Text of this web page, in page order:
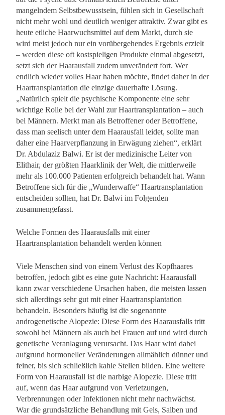
mangelndem Selbstbewusstsein, fühlen sich in Gesellschaft
nicht mehr wohl und deutlich weniger attraktiv. Zwar gibt es
heute etliche Haarwuchsmittel auf dem Markt, durch sie
wird meist jedoch nur ein vorübergehendes Ergebnis erzielt
– werden diese oft kostspieligen Produkte einmal abgesetzt,
setzt sich der Haarausfall zudem unverändert fort. Wer
endlich wieder volles Haar haben möchte, findet daher in der
Haartransplantation die einzige dauerhafte Lösung.
„Natürlich spielt die psychische Komponente eine sehr
wichtige Rolle bei der Wahl zur Haartransplantation – auch
bei Männern. Merkt man als Betroffener oder Betroffene,
dass man seelisch unter dem Haarausfall leidet, sollte man
daher eine Haarverpflanzung in Erwägung ziehen“, erklärt
Dr. Abdulaziz Balwi. Er ist der medizinische Leiter von
Elithair, der größten Haarklinik der Welt, die mittlerweile
mehr als 100.000 Patienten erfolgreich behandelt hat. Wann
Betroffene sich für die „Wunderwaffe“ Haartransplantation
entscheiden sollten, hat Dr. Balwi im Folgenden
zusammengefasst.
Welche Formen des Haarausfalls mit einer
Haartransplantation behandelt werden können
Viele Menschen sind von einem Verlust des Kopfhaares
betroffen, jedoch gibt es eine gute Nachricht: Haarausfall
kann zwar verschiedene Ursachen haben, die meisten lassen
sich allerdings sehr gut mit einer Haartransplantation
behandeln. Besonders häufig ist die sogenannte
androgenetische Alopezie: Diese Form des Haarausfalls tritt
sowohl bei Männern als auch bei Frauen auf und wird durch
genetische Veranlagung verursacht. Das Haar wird dabei
aufgrund hormoneller Veränderungen allmählich dünner und
feiner, bis sich schließlich kahle Stellen bilden. Eine weitere
Form von Haarausfall ist die narbige Alopezie. Diese tritt
auf, wenn das Haar aufgrund von Verletzungen,
Verbrennungen oder Infektionen nicht mehr nachwächst.
War die grundsätzliche Behandlung mit Gels, Salben und